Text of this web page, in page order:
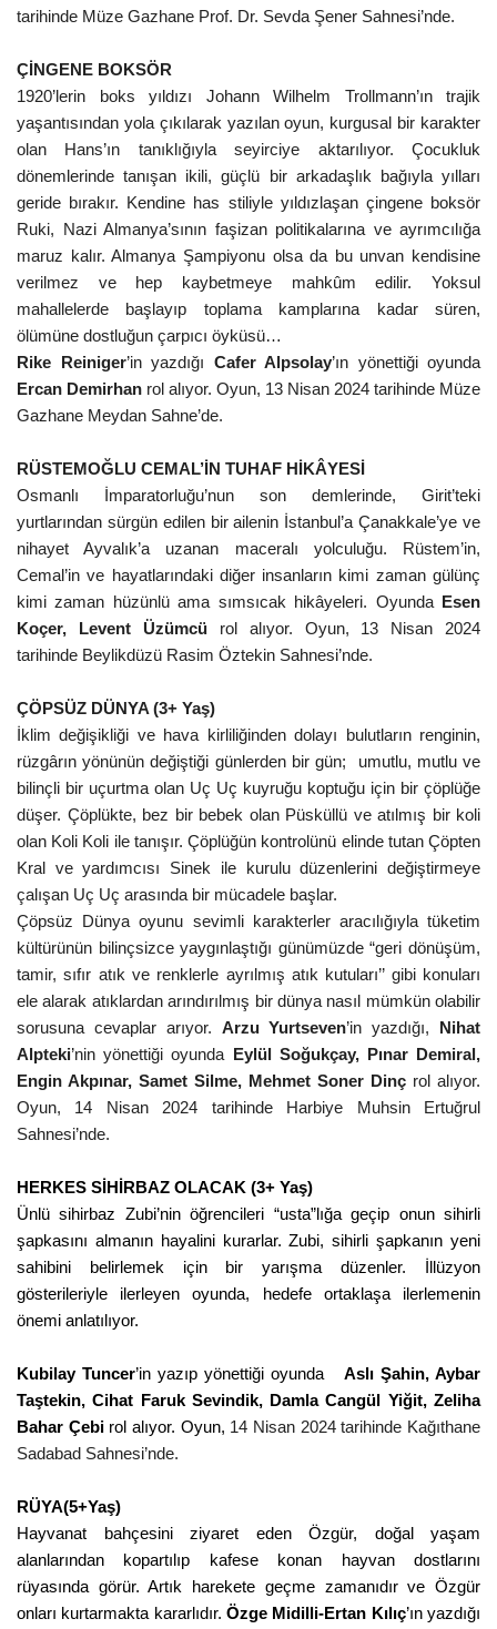
tarihinde Müze Gazhane Prof. Dr. Sevda Şener Sahnesi’nde.
ÇİNGENE BOKSÖR
1920’lerin boks yıldızı Johann Wilhelm Trollmann’ın trajik
yaşantısından yola çıkılarak yazılan oyun, kurgusal bir karakter
olan Hans’ın tanıklığıyla seyirciye aktarılıyor. Çocukluk
dönemlerinde tanışan ikili, güçlü bir arkadaşlık bağıyla yılları
geride bırakır. Kendine has stiliyle yıldızlaşan çingene boksör
Ruki, Nazi Almanya’sının faşizan politikalarına ve ayrımcılığa
maruz kalır. Almanya Şampiyonu olsa da bu unvan kendisine
verilmez ve hep kaybetmeye mahkûm edilir. Yoksul
mahallelerde başlayıp toplama kamplarına kadar süren,
ölümüne dostluğun çarpıcı öyküsü…
Rike Reiniger’in yazdığı Cafer Alpsolay’ın yönettiği oyunda
Ercan Demirhan rol alıyor. Oyun, 13 Nisan 2024 tarihinde Müze
Gazhane Meydan Sahne’de.
RÜSTEMOĞLU CEMAL’İN TUHAF HİKÂYESİ
Osmanlı İmparatorluğu’nun son demlerinde, Girit’teki
yurtlarından sürgün edilen bir ailenin İstanbul’a Çanakkale’ye ve
nihayet Ayvalık’a uzanan maceralı yolculuğu. Rüstem’in,
Cemal’in ve hayatlarındaki diğer insanların kimi zaman gülünç
kimi zaman hüzünlü ama sımsıcak hikâyeleri. Oyunda Esen
Koçer, Levent Üzümcü rol alıyor. Oyun,
13 Nisan 2024
tarihinde Beylikdüzü Rasim Öztekin Sahnesi’nde.
ÇÖPSÜZ DÜNYA (3+ Yaş)
İklim değişikliği ve hava kirliliğinden dolayı bulutların renginin,
rüzgârın yönünün değiştiği günlerden bir gün; umutlu, mutlu ve
bilinçli bir uçurtma olan Uç Uç kuyruğu koptuğu için bir çöplüğe
düşer. Çöplükte, bez bir bebek olan Püsküllü ve atılmış bir koli
olan Koli Koli ile tanışır. Çöplüğün kontrolünü elinde tutan Çöpten
Kral ve yardımcısı Sinek ile kurulu düzenlerini değiştirmeye
çalışan Uç Uç arasında bir mücadele başlar.
Çöpsüz Dünya oyunu sevimli karakterler aracılığıyla tüketim
kültürünün bilinçsizce yaygınlaştığı günümüzde “geri dönüşüm,
tamir, sıfır atık ve renklerle ayrılmış atık kutuları’’ gibi konuları
ele alarak atıklardan arındırılmış bir dünya nasıl mümkün olabilir
sorusuna cevaplar arıyor. Arzu Yurtseven’in yazdığı, Nihat
Alpteki’nin yönettiği oyunda Eylül Soğukçay, Pınar Demiral,
Engin Akpınar, Samet Silme, Mehmet Soner Dinç rol alıyor.
Oyun, 14 Nisan 2024 tarihinde Harbiye Muhsin Ertuğrul
Sahnesi’nde.
HERKES SİHİRBAZ OLACAK (3+ Yaş)
Ünlü sihirbaz Zubi’nin öğrencileri “usta”lığa geçip onun sihirli
şapkasını almanın hayalini kurarlar. Zubi, sihirli şapkanın yeni
sahibini belirlemek için bir yarışma düzenler. İllüzyon
gösterileriyle ilerleyen oyunda, hedefe ortaklaşa ilerlemenin
önemi anlatılıyor.
Kubilay Tuncer’in yazıp yönettiği oyunda Aslı Şahin, Aybar
Taştekin, Cihat Faruk Sevindik, Damla Cangül Yiğit, Zeliha
Bahar Çebi rol alıyor. Oyun, 14 Nisan 2024 tarihinde Kağıthane
Sadabad Sahnesi’nde.
RÜYA(5+Yaş)
Hayvanat bahçesini ziyaret eden Özgür, doğal yaşam
alanlarından kopartılıp kafese konan hayvan dostlarını
rüyasında görür. Artık harekete geçme zamanıdır ve Özgür
onları kurtarmakta kararlıdır. Özge Midilli-Ertan Kılıç’ın yazdığı